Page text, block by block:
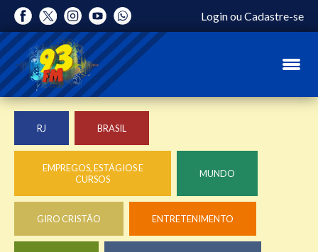
LoginouCadastre-se
RJ BRASIL
EMPREGOS, ESTÁGIOS E
CURSOS
MUNDO
GIRO CRISTÃO ENTRETENIMENTO